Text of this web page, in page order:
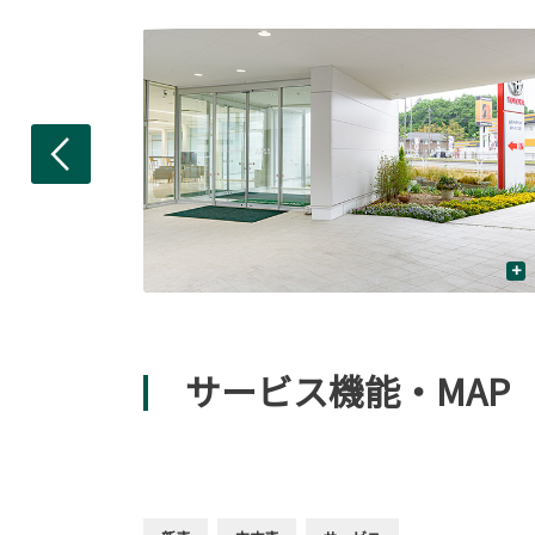
+
サービス機能・MAP